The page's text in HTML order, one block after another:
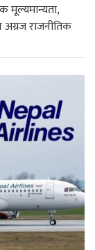
मूल्यमान्यता,
राजनीतिक